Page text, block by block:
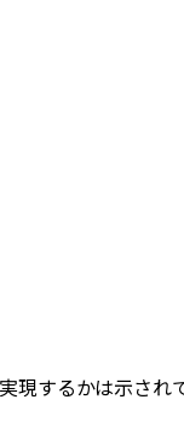
するかは示さ